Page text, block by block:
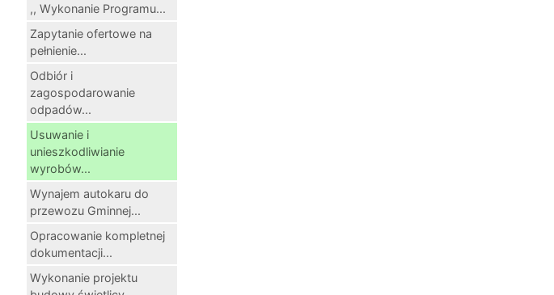
,, Wykonanie Programu...
Zapytanie ofertowe na
pełnienie...
Odbiór i
zagospodarowanie
odpadów...
Usuwanie i
unieszkodliwianie
wyrobów...
Wynajem autokaru do
przewozu Gminnej...
Opracowanie kompletnej
dokumentacji...
Wykonanie projektu